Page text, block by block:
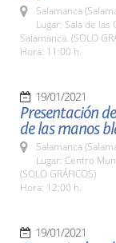
Salamanca
Lugar: Sala de
Salamanca. (SOLO
Hora: 11:00 h.
19/01/2021
Presentación
de las manos
Salamanca
Lugar: Centro
(SOLO GRÁFICOS)
Hora: 12:00 h.
19/01/2021